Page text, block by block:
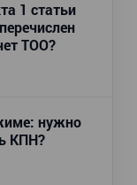
1 статьи
ТОО?
нужно
КПН?